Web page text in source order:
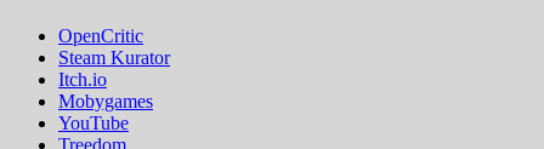
OpenCritic
Steam Kurator
Itch.io
Mobygames
YouTube
Treedom